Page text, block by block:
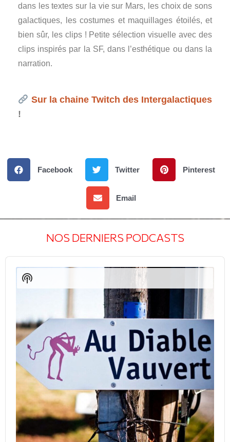
dans les textes sur la vie sur Mars, les choix de sons
galactiques, les costumes et maquillages étoilés, et
bien sûr, les clips ! Petite sélection visuelle avec des
clips inspirés par la SF, dans l’esthétique ou dans la
narration.
Sur la chaine Twitch des Intergalactiques
!
Facebook Twitter Pinterest
Email
NOS DERNIERS PODCASTS
Audio
Player
Show